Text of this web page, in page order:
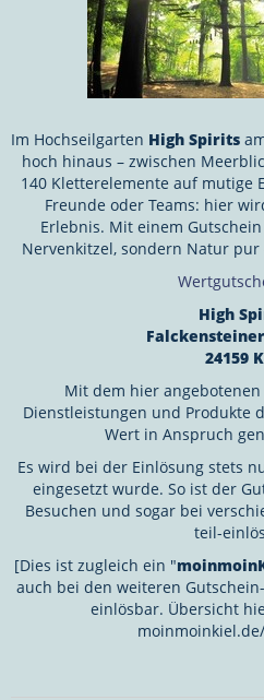
Im Hochseilgarten High Spirits
hoch hinaus – zwischen
140 Kletterelemente auf mutige
Freunde oder Teams: hier
Erlebnis. Mit einem
Nervenkitzel, sondern Natur
High
24159
Mit dem hier
Dienstleistungen und Produkte
Wert in Anspruch
Es wird bei der Einlösung stets
eingesetzt wurde. So ist der
Besuchen und sogar bei
teil-
[Dies ist zugleich ein "
auch bei den weiteren
einlösbar. Übersicht